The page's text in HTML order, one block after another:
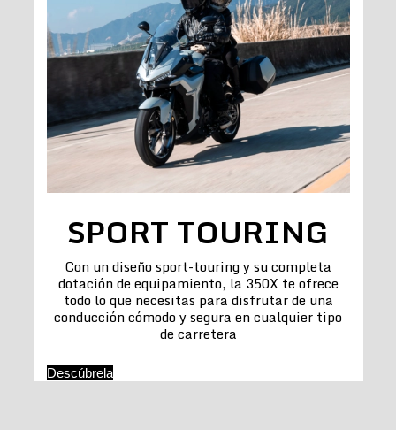
SPORT TOURING
Con un diseño sport-touring y su completa
dotación de equipamiento, la 350X te ofrece
todo lo que necesitas para disfrutar de una
conducción cómodo y segura en cualquier tipo
de carretera
Descúbrela